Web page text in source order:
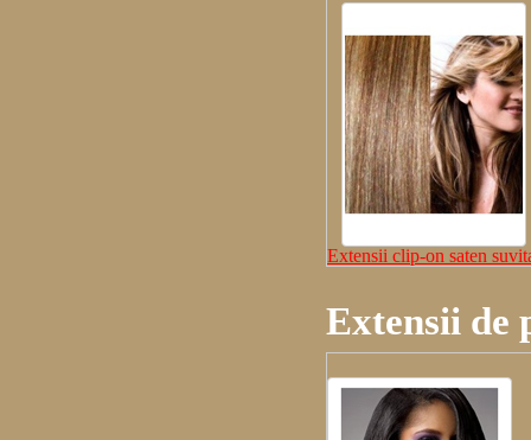
Extensii clip-on saten
Extensii de